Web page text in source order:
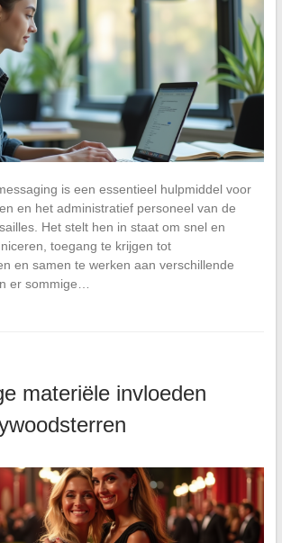
is een essentieel hulpmiddel voor
en het administratief personeel van de
Het stelt hen in staat om snel en
toegang te krijgen tot
en samen te werken aan verschillende
er sommige…
materiële invloeden